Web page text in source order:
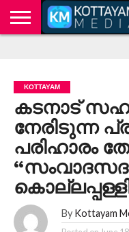
KOTTAYAM
കടനാട്
നേരിടുന്ന
പരിഹാരം
By Kottayam